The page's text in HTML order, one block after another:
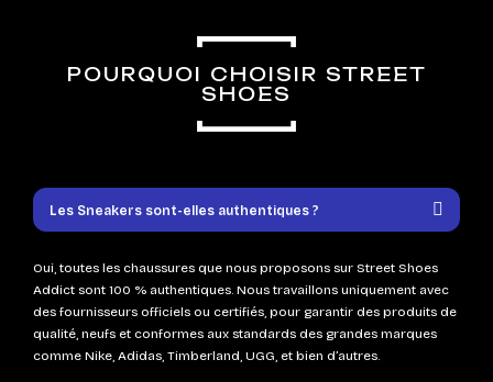
POURQUOI CHOISIR STREET
SHOES
Les Sneakers sont-elles authentiques ?
Oui, toutes les chaussures que nous proposons sur Street Shoes
Addict sont 100 % authentiques. Nous travaillons uniquement avec
des fournisseurs officiels ou certifiés, pour garantir des produits de
qualité, neufs et conformes aux standards des grandes marques
comme Nike, Adidas, Timberland, UGG, et bien d’autres.